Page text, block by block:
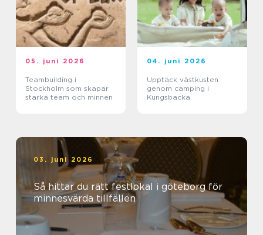
05. juni 2026
Teambuilding i
Stockholm som skapar
starka team och minnen
04. juni 2026
Upptäck västkusten
genom camping i
Kungsbacka
03. juni 2026
Så hittar du rätt festlokal i göteborg för
minnesvärda tillfällen